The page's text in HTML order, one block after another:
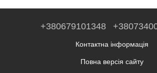
+380679101348
Контактна інформація
Повна версія сайту